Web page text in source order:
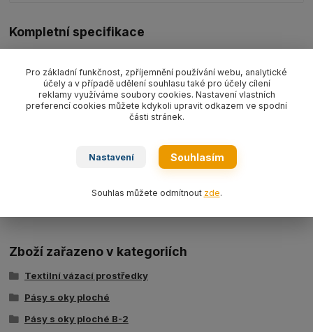
Kompletní specifikace
6000kg/ délka L dle výběru, šíře 180mm,barva hnědá
WLL6000kg ,dvouvrstvý dle EN 1492-1.
Tabulka nosností - zvedací pásy typ BSB
Zboží zařazeno v kategoriích
Textilní vázací prostředky
Pásy s oky ploché
Pásy s oky ploché B-2
Pro základní funkčnost, zpříjemnění používání webu, analytické
účely a v případě udělení souhlasu také pro účely cílení
reklamy využíváme soubory cookies. Nastavení vlastních
preferencí cookies můžete kdykoli upravit odkazem ve spodní
části stránek.
Nastavení Souhlasím
Souhlas můžete odmítnout zde.